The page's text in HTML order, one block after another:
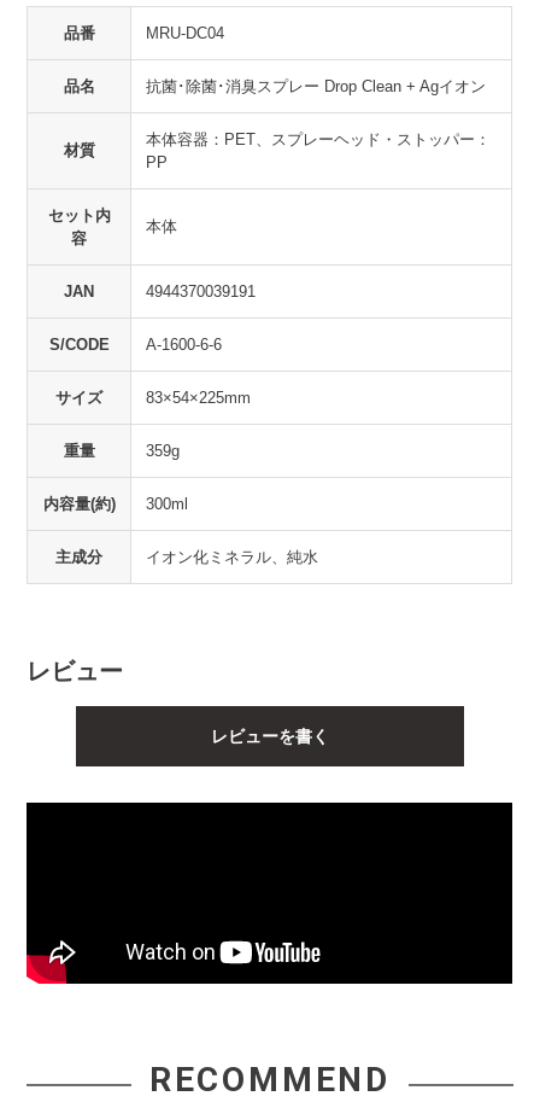
品番 MRU-DC04
品名 抗菌･除菌･消臭スプレー Drop Clean + Agイオン
材質
本体容器：PET、スプレーヘッド・ストッパー：
PP
セット内
容
本体
JAN 4944370039191
S/CODE A-1600-6-6
サイズ 83×54×225mm
重量 359g
内容量(約) 300ml
主成分 イオン化ミネラル、純水
レビュー
レビューを書く
RECOMMEND